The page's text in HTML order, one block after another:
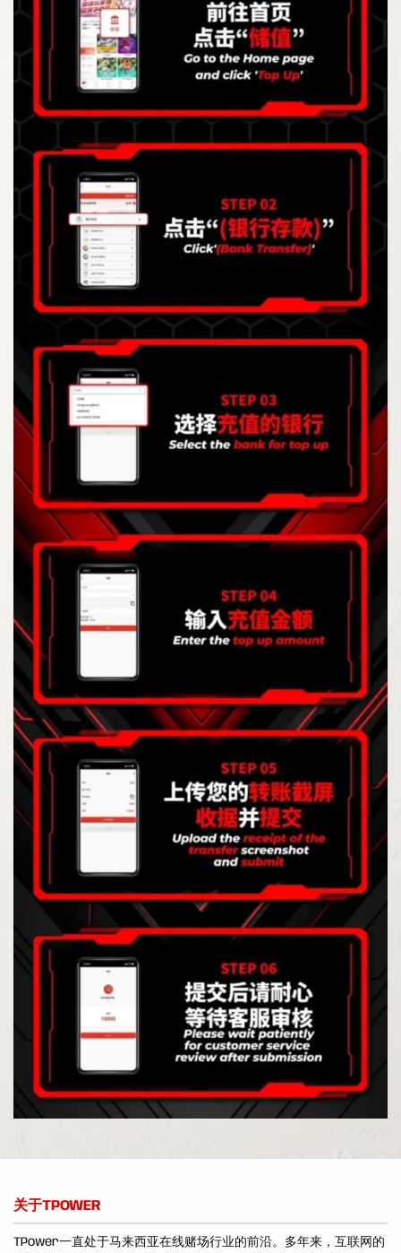
关于TPOWER
TPower一直处于马来西亚在线赌场行业的前沿。多年来，互联网的